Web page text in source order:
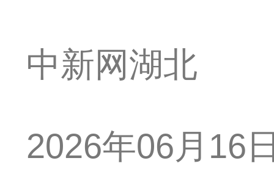
中新网湖北
2026年06月16